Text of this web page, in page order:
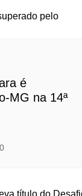
é
MG na 14ª
0